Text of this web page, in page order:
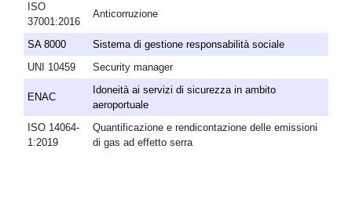
ISO
37001:2016
Anticorruzione
SA 8000
Sistema di gestione responsabilità sociale
UNI 10459
Security manager
ENAC
Idoneità ai servizi di sicurezza in ambito
aeroportuale
ISO 14064-
1:2019
Quantificazione e rendicontazione delle emissioni
di gas ad effetto serra